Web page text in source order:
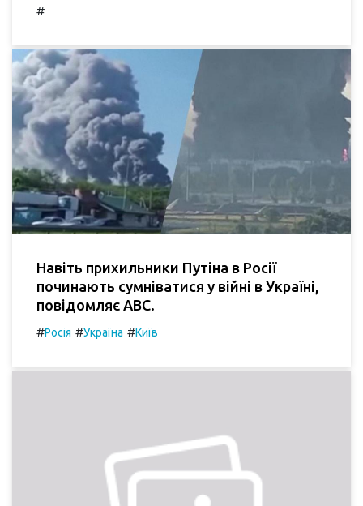
#
Навіть прихильники Путіна в Росії
починають сумніватися у війні в Україні,
повідомляє ABC.
#Росія #Україна #Київ